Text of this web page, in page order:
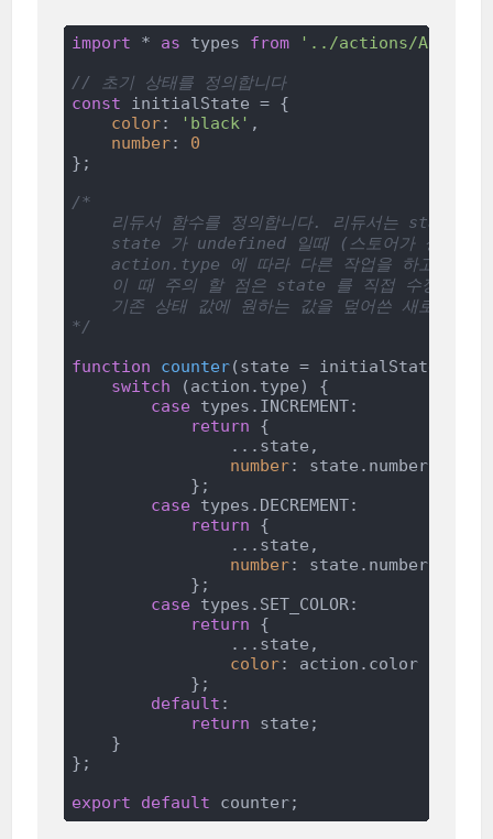
import * as types from
'../actions/
// 초기 상태를 정의합니다
const initialState = {
color: 'black' ,
number: 0
};
/*
리듀서 함수를 정의합니다. 리듀서는 state
state 가 undefined 일때 (스토어가 생성될
action.type 에 따라 다른 작업을 하고, 새
이 때 주의 할 점은 state 를 직접 수정하면
기존 상태 값에 원하는 값을 덮어쓴 새로운 객
*/
function
counter(state = initialState,
switch (action.type) {
case types.INCREMENT:
return {
                ...state,
number: state.number +
            };
case types.DECREMENT:
return {
                ...state,
number: state.number -
            };
case types.SET_COLOR:
return {
                ...state,
color: action.color
            };
default :
return state;
    }
};
export
default